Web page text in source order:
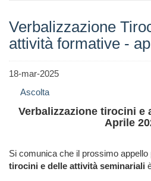
Verbalizzazione
attività formative -
18-mar-2025
Ascolta
Verbalizzazione tirocini e
Aprile
Si comunica che il prossimo appello
tirocini e delle attività seminariali